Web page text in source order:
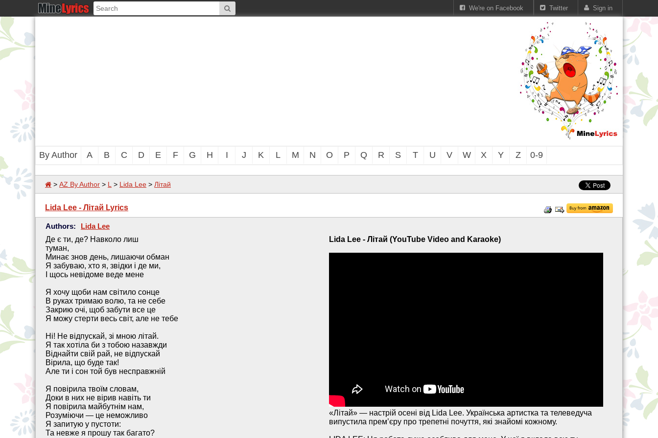
Sign in
Twitter
We're on Facebook
By Author A B C D E F G H I J K L M N O P Q R S T U V W X Y Z 0-9
> AZ By Author > L > Lida Lee > Літай
Lida Lee - Літай Lyrics
Authors: Lida Lee
Де є ти, де? Навколо лиш
туман,
Минає знов день, лишаючи обман
Я забуваю, хто я, звідки і де ми,
І щось невідоме веде мене
Я хочу щоби нам світило сонце
В руках тримаю волю, та не себе
Закрию очі, щоб забути все це
Я можу стерти весь світ, але не тебе
Ні! Не відпускай, зі мною літай.
Я так хотіла би з тобою назавжди
Віднайти свій рай, не відпускай
Вірила, що буде так!
Але ти і сон той був несправжній
Я повірила твоїм словам,
Доки в них не вірив навіть ти
Я повірила майбутнім нам,
Розуміючи — це неможливо
Я запитую у пустоти:
Та невже я прошу так багато?
Lida Lee - Літай (YouTube Video and Karaoke)
«Літай» — настрій осені від Lida Lee. Українська артистка та телеведуча
випустила прем’єру про трепетні почуття, які знайомі кожному.